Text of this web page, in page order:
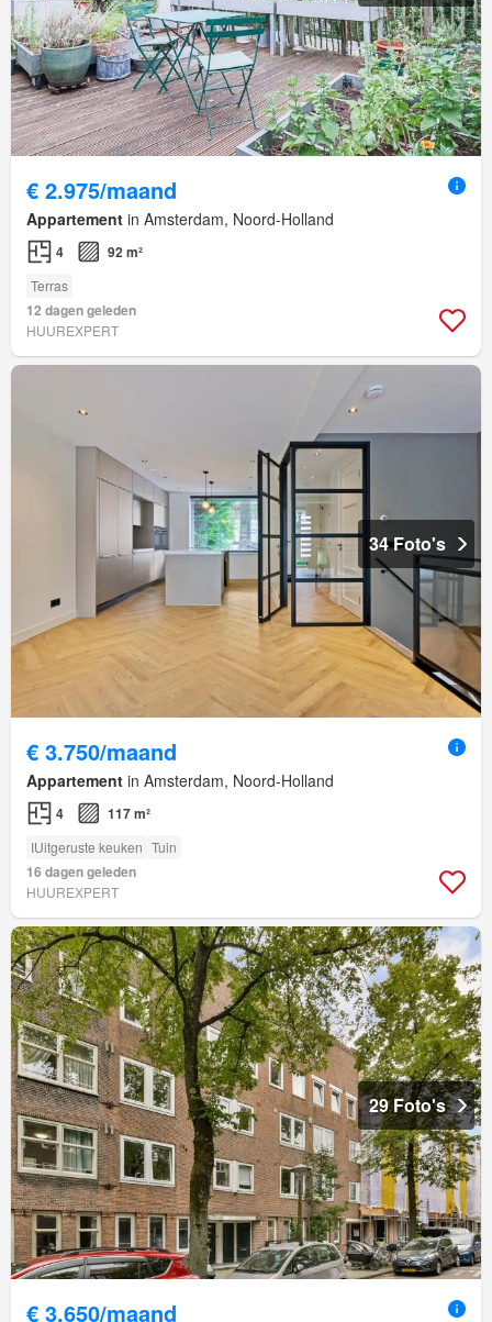
€ 2.975/maand
Appartement in Amsterdam, Noord-Holland
4 92 m²
Terras
12 dagen geleden
HUUREXPERT
34 Foto's
€ 3.750/maand
Appartement in Amsterdam, Noord-Holland
4 117 m²
IUitgeruste keuken Tuin
16 dagen geleden
HUUREXPERT
29 Foto's
€ 3.650/maand